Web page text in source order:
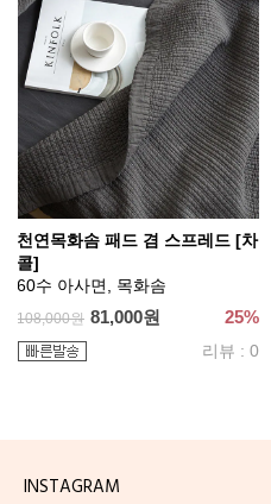
천연목화솜 패드 겸 스프레드 [차
콜]
60수 아사면, 목화솜
108,000원 81,000원 25%
리뷰 : 0
INSTAGRAM